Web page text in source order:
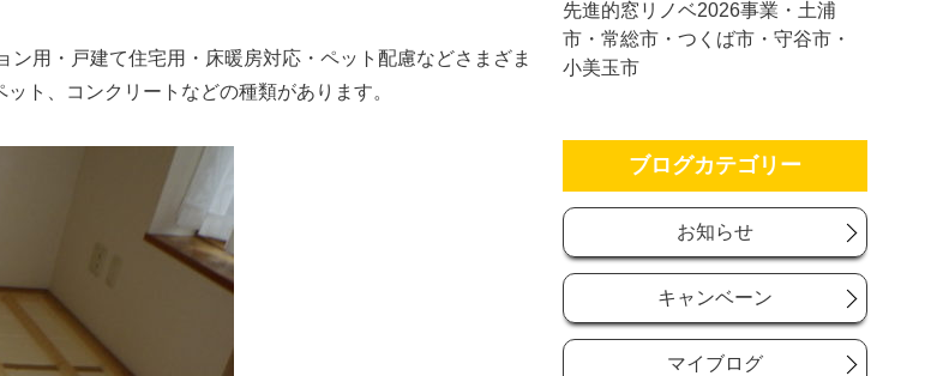
用・戸建て住宅用・床暖房対応・ペット配慮などさまざま
ト、コンクリートなどの種類があります。
先進的窓リノベ2026事業・土浦
市・常総市・つくば市・守谷市・
小美玉市
ブログカテゴリー
お知らせ
キャンベーン
マイブログ